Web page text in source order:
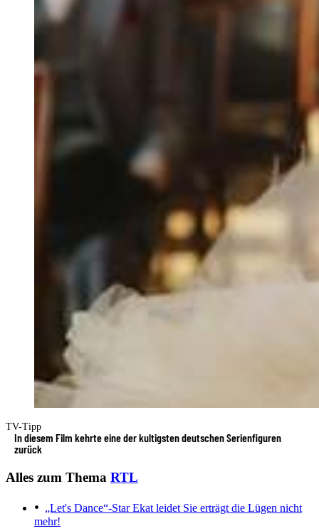
TV-Tipp
In diesem Film kehrte eine der kultigsten deutschen Serienfiguren
zurück
Alles zum Thema RTL
„Let's Dance“-Star Ekat leidet Sie erträgt die Lügen nicht
mehr!